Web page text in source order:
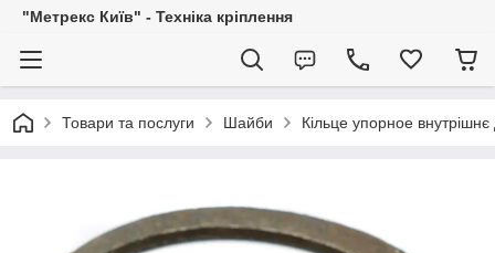
"Метрекс Київ" - Техніка кріплення
Товари та послуги Шайби Кільце упорное